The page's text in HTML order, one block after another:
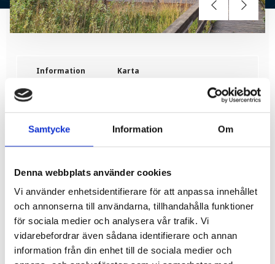
Samtycke Information Om
Denna webbplats använder cookies
Vi använder enhetsidentifierare för att anpassa innehållet
och annonserna till användarna, tillhandahålla funktioner
för sociala medier och analysera vår trafik. Vi
vidarebefordrar även sådana identifierare och annan
information från din enhet till de sociala medier och
Information Karta
Relaterade produkter